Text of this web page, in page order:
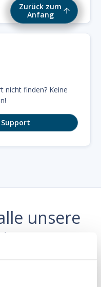
Zurück zum
Anfang
nicht finden? Keine
unsere